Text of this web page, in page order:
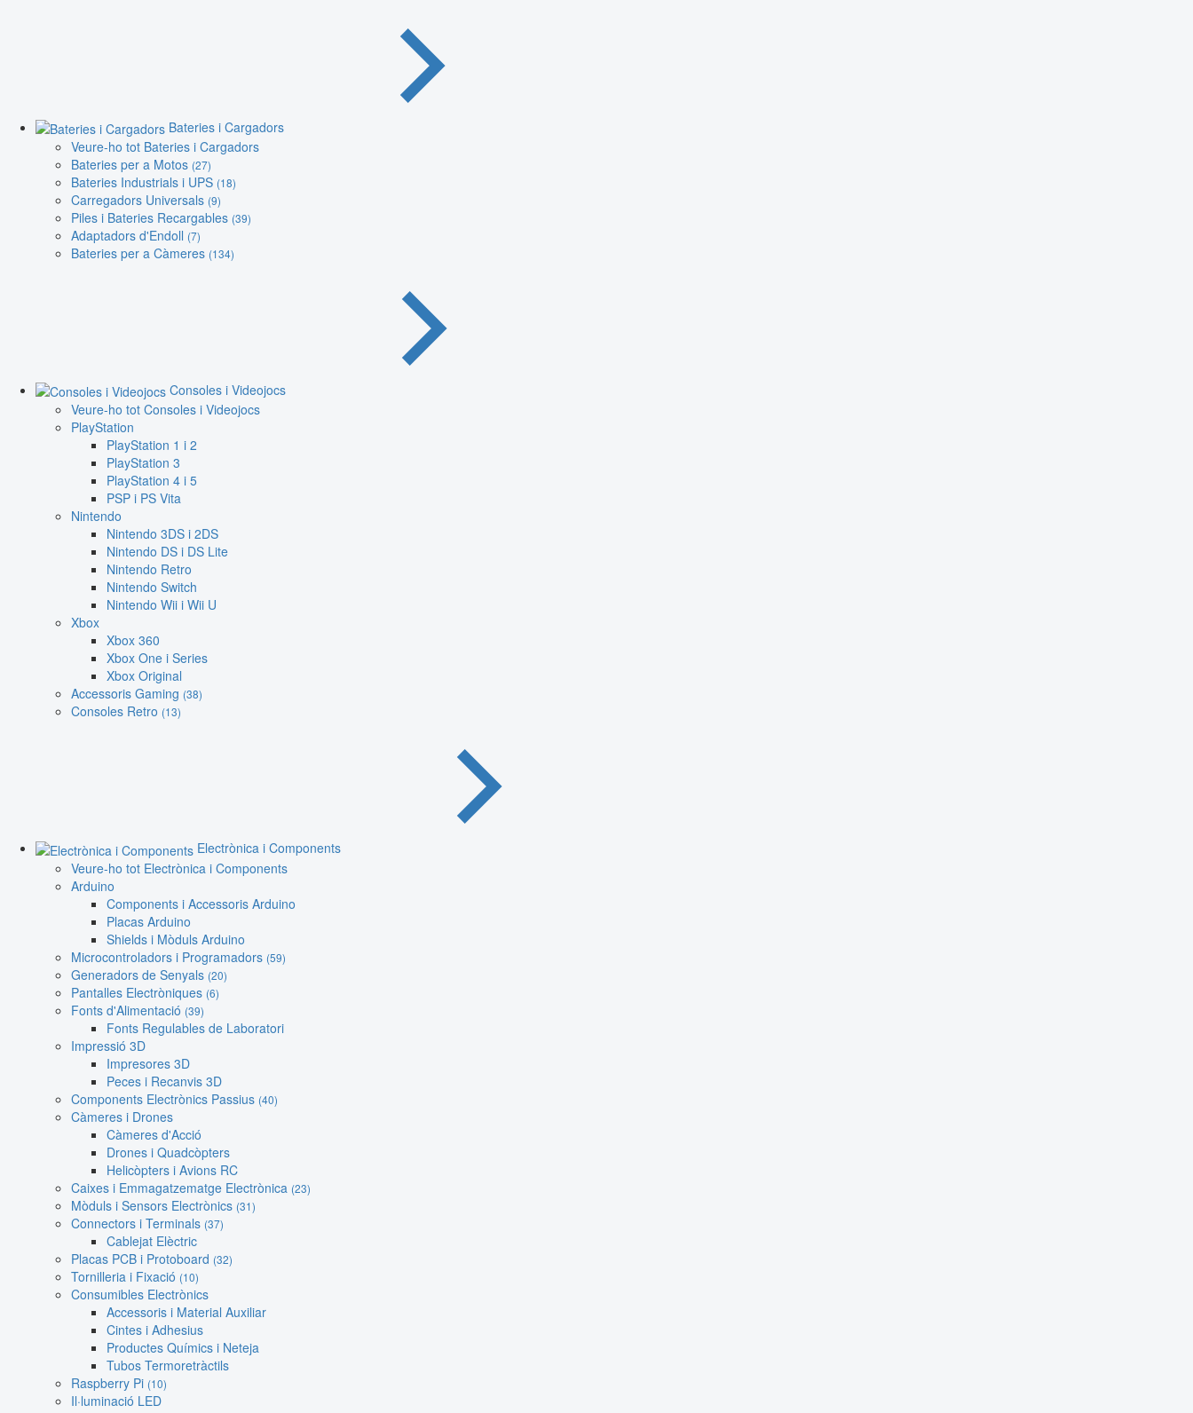
Bateries i Cargadors
Veure-ho tot Bateries i Cargadors
Bateries per a Motos (27)
Bateries Industrials i UPS (18)
Carregadors Universals (9)
Piles i Bateries Recargables (39)
Adaptadors d'Endoll (7)
Bateries per a Càmeres (134)
Consoles i Videojocs
Veure-ho tot Consoles i Videojocs
PlayStation
PlayStation 1 i 2
PlayStation 3
PlayStation 4 i 5
PSP i PS Vita
Nintendo
Nintendo 3DS i 2DS
Nintendo DS i DS Lite
Nintendo Retro
Nintendo Switch
Nintendo Wii i Wii U
Xbox
Xbox 360
Xbox One i Series
Xbox Original
Accessoris Gaming (38)
Consoles Retro (13)
Electrònica i Components
Veure-ho tot Electrònica i Components
Arduino
Components i Accessoris Arduino
Placas Arduino
Shields i Mòduls Arduino
Microcontroladors i Programadors (59)
Generadors de Senyals (20)
Pantalles Electròniques (6)
Fonts d'Alimentació (39)
Fonts Regulables de Laboratori
Impressió 3D
Impresores 3D
Peces i Recanvis 3D
Components Electrònics Passius (40)
Càmeres i Drones
Càmeres d'Acció
Drones i Quadcòpters
Helicòpters i Avions RC
Caixes i Emmagatzematge Electrònica (23)
Mòduls i Sensors Electrònics (31)
Connectors i Terminals (37)
Cablejat Elèctric
Placas PCB i Protoboard (32)
Tornilleria i Fixació (10)
Consumibles Electrònics
Accessoris i Material Auxiliar
Cintes i Adhesius
Productes Químics i Neteja
Tubos Termoretràctils
Raspberry Pi (10)
Il·luminació LED